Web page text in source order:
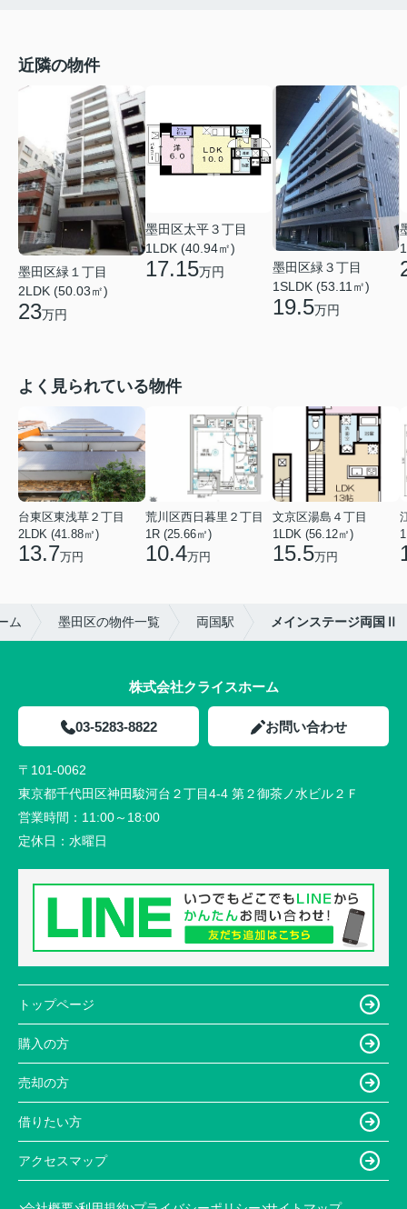
近隣の物件
墨田区緑１丁目
2LDK (50.03㎡)
23万円
墨田区太平３丁目
1LDK (40.94㎡)
17.15万円
墨田区緑３丁目
1SLDK (53.11㎡)
19.5万円
よく見られている物件
台東区東浅草２丁目
2LDK (41.88㎡)
13.7万円
荒川区西日暮里２丁目
1R (25.66㎡)
10.4万円
文京区湯島４丁目
1LDK (56.12㎡)
15.5万円
ム 墨田区の物件一覧 両国駅 メインステージ両国Ⅱ
株式会社クライスホーム
03-5283-8822 お問い合わせ
〒101-0062
東京都千代田区神田駿河台２丁目4-4 第２御茶ノ水ビル２Ｆ
営業時間： 11:00～18:00
定休日： 水曜日
トップページ
購入の方
売却の方
借りたい方
アクセスマップ